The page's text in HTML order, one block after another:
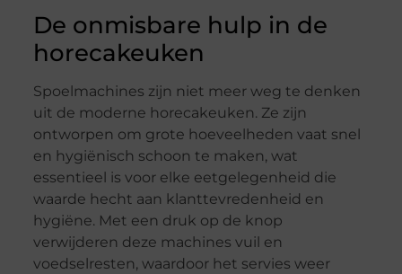
De onmisbare hulp in de
horecakeuken
Spoelmachines zijn niet meer weg te denken
uit de moderne horecakeuken. Ze zijn
ontworpen om grote hoeveelheden vaat snel
en hygiënisch schoon te maken, wat
essentieel is voor elke eetgelegenheid die
waarde hecht aan klanttevredenheid en
hygiëne. Met een druk op de knop
verwijderen deze machines vuil en
voedselresten, waardoor het servies weer